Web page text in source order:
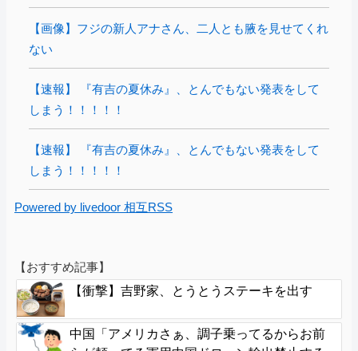
【画像】フジの新人アナさん、二人とも腋を見せてくれ
ない
【速報】 『有吉の夏休み』、とんでもない発表をして
しまう！！！！！
【速報】 『有吉の夏休み』、とんでもない発表をして
しまう！！！！！
Powered by livedoor 相互RSS
【おすすめ記事】
【衝撃】吉野家、とうとうステーキを出す
中国「アメリカさぁ、調子乗ってるからお前